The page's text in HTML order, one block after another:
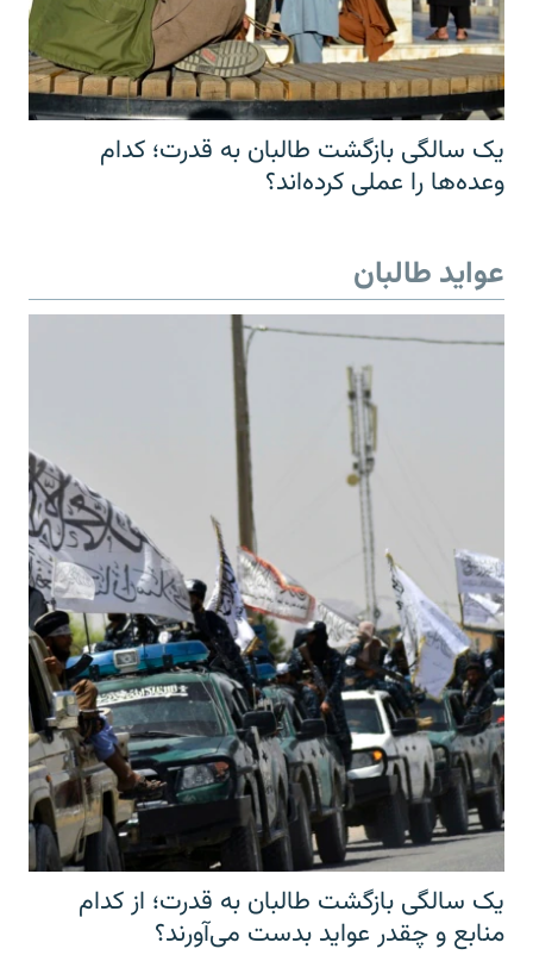
یک سالگی بازگشت طالبان به قدرت؛ کدام
وعده‌ها را عملی کرده‌اند؟
عواید طالبان
یک سالگی بازگشت طالبان به قدرت؛ از کدام
منابع و چقدر عواید بدست می‌آورند؟